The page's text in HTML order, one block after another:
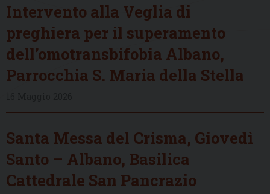
Intervento alla Veglia di
preghiera per il superamento
dell’omotransbifobia Albano,
Parrocchia S. Maria della Stella
Santa Messa del Crisma, Giovedì
Santo – Albano, Basilica
Cattedrale San Pancrazio